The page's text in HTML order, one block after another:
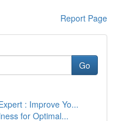
Report Page
Go
: Improve Yo...
for Optimal...